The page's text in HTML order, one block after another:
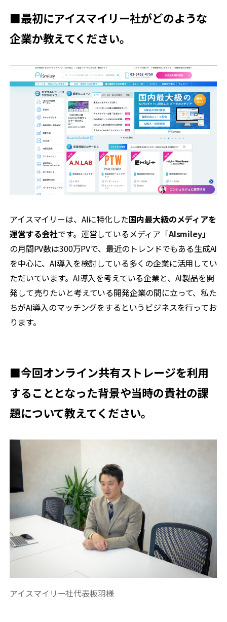
■最初にアイスマイリー社がどのような
企業か教えてください。
アイスマイリーは、AIに特化した国内最大級のメディアを
運営する会社です。運営しているメディア「AIsmiley」
の月間PV数は300万PVで、最近のトレンドでもある生成AI
を中心に、AI導入を検討している多くの企業に活用してい
ただいています。AI導入を考えている企業と、AI製品を開
発して売りたいと考えている開発企業の間に立って、私た
ちがAI導入のマッチングをするというビジネスを行ってお
ります。
■今回オンライン共有ストレージを利用
することとなった背景や当時の貴社の課
題について教えてください。
アイスマイリー社代表板羽様